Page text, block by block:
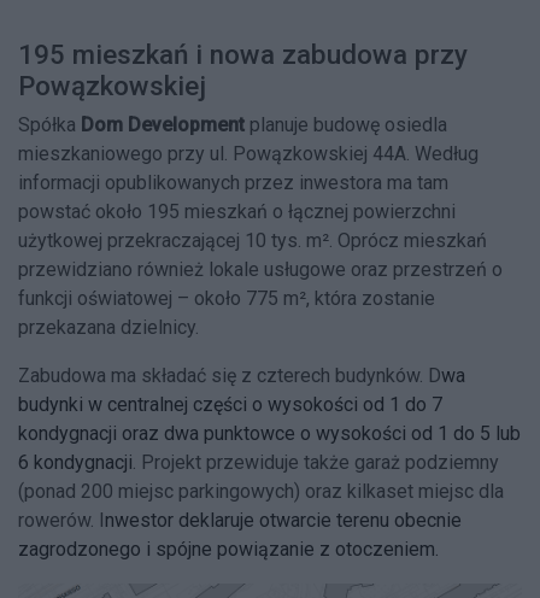
195 mieszkań i nowa zabudowa przy
Powązkowskiej
Spółka Dom Development planuje budowę osiedla
mieszkaniowego przy ul. Powązkowskiej 44A. Według
informacji opublikowanych przez inwestora ma tam
powstać około 195 mieszkań o łącznej powierzchni
użytkowej przekraczającej 10 tys. m². Oprócz mieszkań
przewidziano również lokale usługowe oraz przestrzeń o
funkcji oświatowej – około 775 m², która zostanie
przekazana dzielnicy.
Zabudowa ma składać się z czterech budynków. Dwa
budynki w centralnej części o wysokości od 1 do 7
kondygnacji oraz dwa punktowce o wysokości od 1 do 5 lub
6 kondygnacji . Projekt przewiduje także garaż podziemny
(ponad 200 miejsc parkingowych) oraz kilkaset miejsc dla
rowerów. Inwestor deklaruje otwarcie terenu obecnie
zagrodzonego i spójne powiązanie z otoczeniem.